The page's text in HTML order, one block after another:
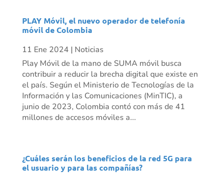
PLAY Móvil, el nuevo operador de telefonía
móvil de Colombia
11 Ene 2024 | Noticias
Play Móvil de la mano de SUMA móvil busca
contribuir a reducir la brecha digital que existe en
el país. Según el Ministerio de Tecnologías de la
Información y las Comunicaciones (MinTIC), a
junio de 2023, Colombia contó con más de 41
millones de accesos móviles a...
¿Cuáles serán los beneficios de la red 5G para
el usuario y para las compañías?